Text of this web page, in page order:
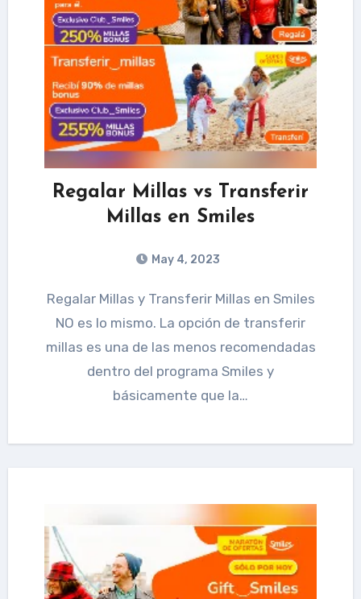
Regalar Millas vs Transferir
Millas en Smiles
May 4, 2023
Regalar Millas y Transferir Millas en Smiles
NO es lo mismo. La opción de transferir
millas es una de las menos recomendadas
dentro del programa Smiles y
básicamente que la…